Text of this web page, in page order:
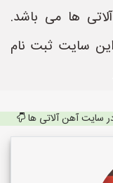
ها می باشد.
سایت ثبت نام
سایت آهن آلاتی ها